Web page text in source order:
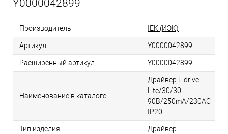
Y0000042899
Производитель IEK (ИЭК)
Артикул Y0000042899
Расширенный артикул Y0000042899
Наименование в каталоге
Драйвер L-drive
Lite/30/30-
90В/250mA/230AC
IP20
Тип изделия Драйвер